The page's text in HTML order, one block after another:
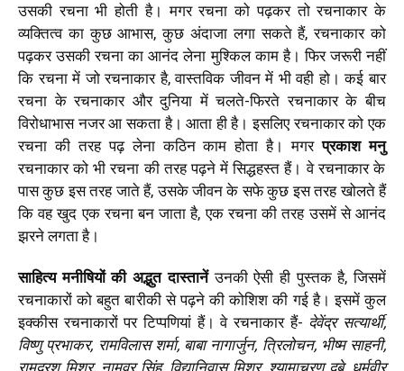
उसकी रचना भी होती है। मगर रचना को पढ़कर तो रचनाकार के
व्यक्तित्व का कुछ आभास, कुछ अंदाजा लगा सकते हैं, रचनाकार को
पढ़कर उसकी रचना का आनंद लेना मुश्किल काम है। फिर जरूरी नहीं
कि रचना में जो रचनाकार है, वास्तविक जीवन में भी वही हो। कई बार
रचना के रचनाकार और दुनिया में चलते-फिरते रचनाकार के बीच
विरोधाभास नजर आ सकता है। आता ही है। इसलिए रचनाकार को एक
रचना की तरह पढ़ लेना कठिन काम होता है। मगरप्रकाश मनु
रचनाकार को भी रचना की तरह पढ़ने में सिद्धहस्त हैं। वे रचनाकार के
पास कुछ इस तरह जाते हैं, उसके जीवन के सफे कुछ इस तरह खोलते हैं
कि वह खुद एक रचना बन जाता है, एक रचना की तरह उसमें से आनंद
झरने लगता है।
साहित्य मनीषियों की अद्भुत दास्तानेंउनकी ऐसी ही पुस्तक है, जिसमें
रचनाकारों को बहुत बारीकी से पढ़ने की कोशिश की गई है। इसमें कुल
इक्कीस रचनाकारों पर टिप्पणियां हैं। वे रचनाकार हैं- देवेंद्र सत्यार्थी,
विष्णु प्रभाकर, रामविलास शर्मा, बाबा नागार्जुन, त्रिलोचन, भीष्म साहनी,
रामदरश मिश्र, नामवर सिंह, विद्यानिवास मिश्र, श्यामाचरण दुबे, धर्मवीर